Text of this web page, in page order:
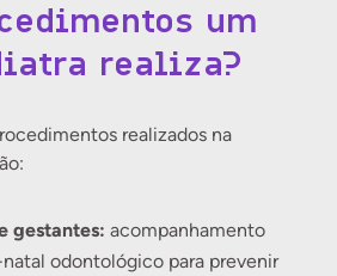
um
realiza?
realizados na
gestantes: acompanhamento
odontológico para prevenir